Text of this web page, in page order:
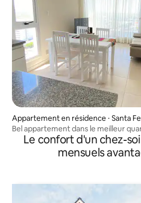
Appartement en résidence ⋅ Santa Fe
Bel appartement dans le meilleur
option
Le confort d'un chez-
mensuels